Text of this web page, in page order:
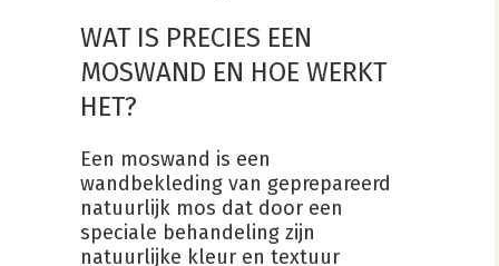
WAT IS PRECIES EEN
MOSWAND EN HOE WERKT
HET?
Een moswand is een
wandbekleding van geprepareerd
natuurlijk mos dat door een
speciale behandeling zijn
natuurlijke kleur en textuur